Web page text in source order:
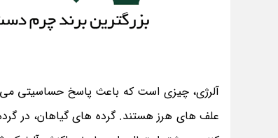
آلرژی، چیزی است که باعث پاسخ حساسیتی می
علف های هرز هستند. گرده های گیاهان، در